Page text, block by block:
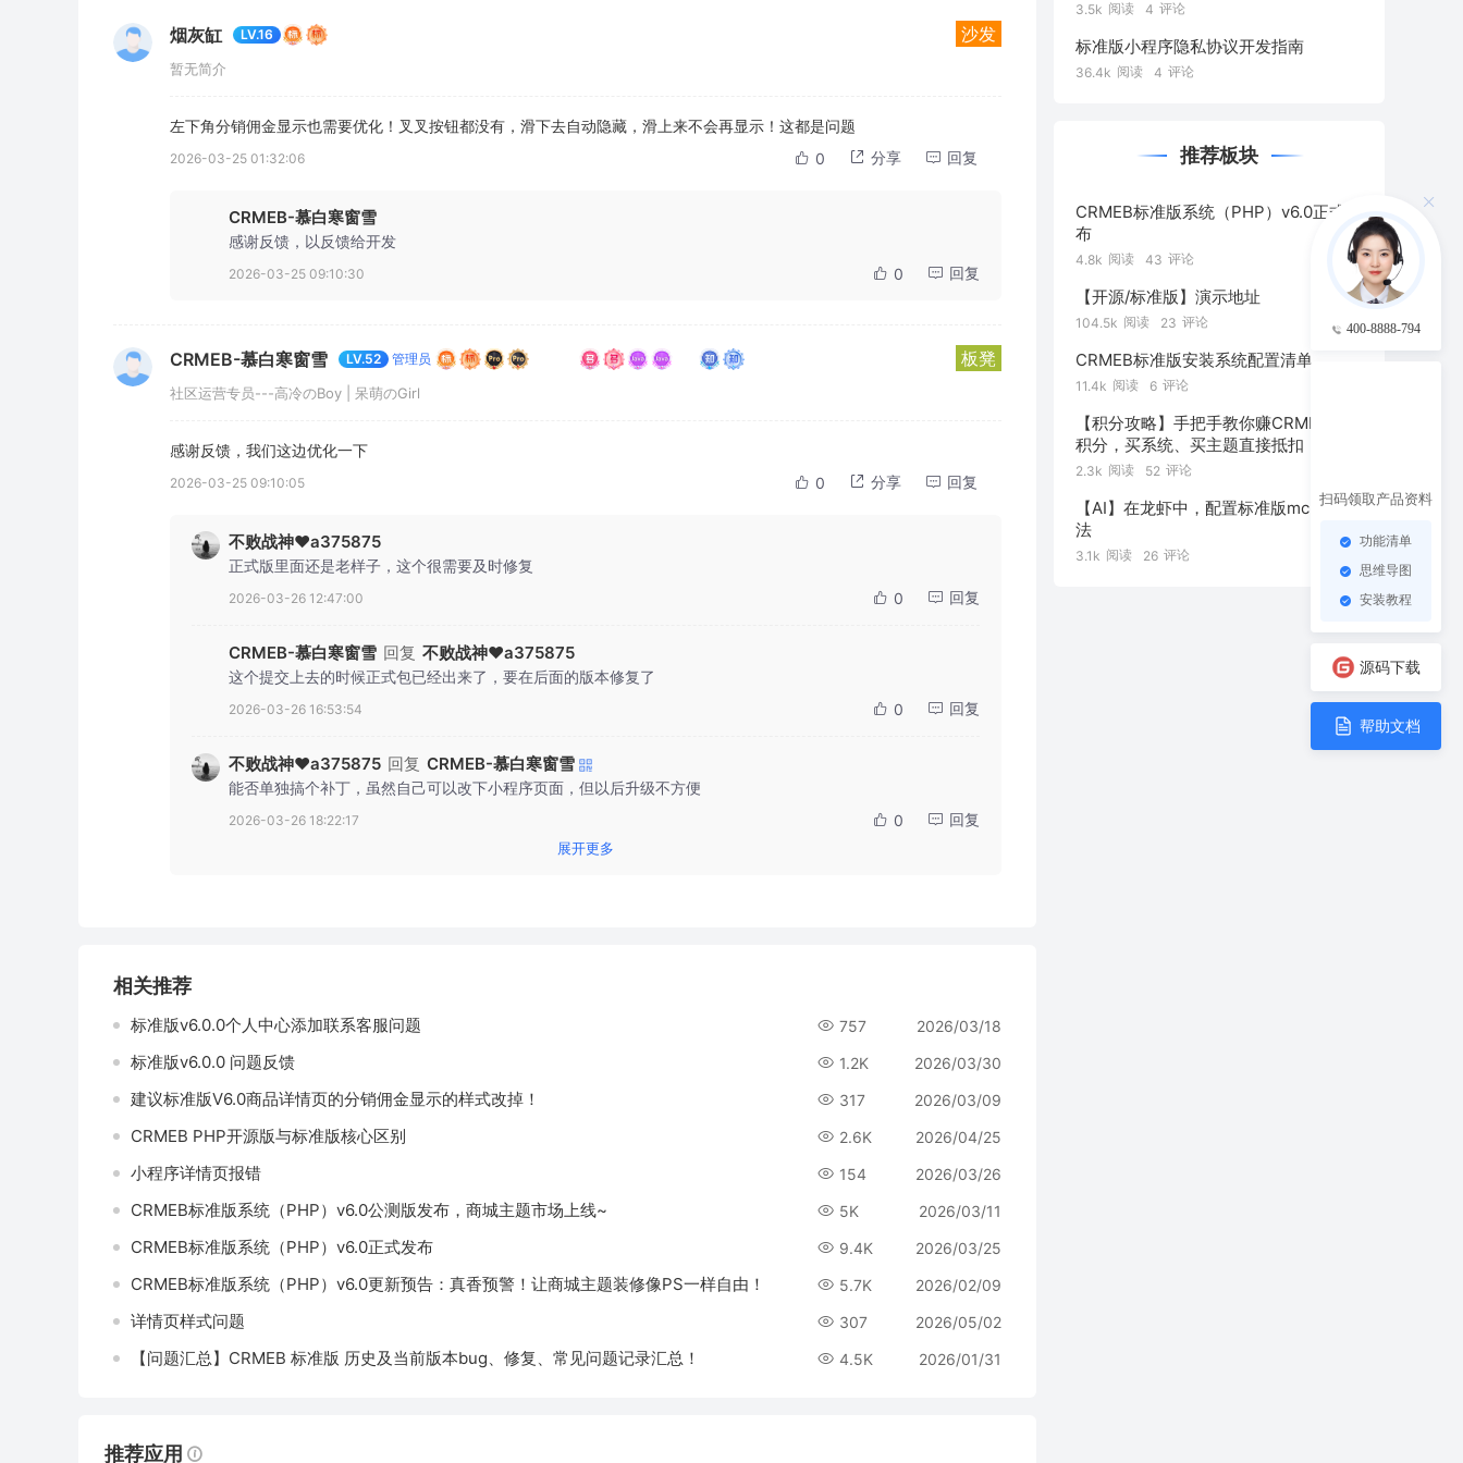
烟灰缸 LV.16 沙发
暂无简介
左下角分销佣金显示也需要优化！叉叉按钮都没有，滑下去自动隐藏，滑上来不会再显示！这都是问题
2026-03-25 01:32:06 0 分享 回复
CRMEB-慕白寒窗雪
感谢反馈，以反馈给开发
2026-03-25 09:10:30 0 回复
CRMEB-慕白寒窗雪 LV.52 管理员 板凳
社区运营专员---高冷のBoy | 呆萌のGirl
感谢反馈，我们这边优化一下
2026-03-25 09:10:05 0 分享 回复
不败战神❤️a375875
正式版里面还是老样子，这个很需要及时修复
2026-03-26 12:47:00 0 回复
CRMEB-慕白寒窗雪 回复 不败战神❤️a375875
这个提交上去的时候正式包已经出来了，要在后面的版本修复了
2026-03-26 16:53:54 0 回复
不败战神❤️a375875 回复 CRMEB-慕白寒窗雪
能否单独搞个补丁，虽然自己可以改下小程序页面，但以后升级不方便
2026-03-26 18:22:17 0 回复
展开更多
相关推荐
标准版v6.0.0个人中心添加联系客服问题 757 2026/03/18
标准版v6.0.0 问题反馈 1.2K 2026/03/30
建议标准版V6.0商品详情页的分销佣金显示的样式改掉！ 317 2026/03/09
CRMEB PHP开源版与标准版核心区别 2.6K 2026/04/25
小程序详情页报错 154 2026/03/26
CRMEB标准版系统（PHP）v6.0公测版发布，商城主题市场上线~ 5K 2026/03/11
CRMEB标准版系统（PHP）v6.0正式发布 9.4K 2026/03/25
CRMEB标准版系统（PHP）v6.0更新预告：真香预警！让商城主题装修像PS一样自由！ 5.7K 2026/02/09
详情页样式问题 307 2026/05/02
【问题汇总】CRMEB 标准版 历史及当前版本bug、修复、常见问题记录汇总！ 4.5K 2026/01/31
推荐应用
3.5k 阅读 4 评论
标准版小程序隐私协议开发指南
36.4k 阅读 4 评论
推荐板块
CRMEB标准版系统（PHP）v6.0正式发
布
4.8k 阅读 43 评论
【开源/标准版】演示地址
104.5k 阅读 23 评论
CRMEB标准版安装系统配置清单
11.4k 阅读 6 评论
【积分攻略】手把手教你赚CRMEB社区
积分，买系统、买主题直接抵扣！
2.3k 阅读 52 评论
【AI】在龙虾中，配置标准版mcp的方
法
3.1k 阅读 26 评论
400-8888-794
扫码领取产品资料
功能清单
思维导图
安装教程
源码下载
帮助文档